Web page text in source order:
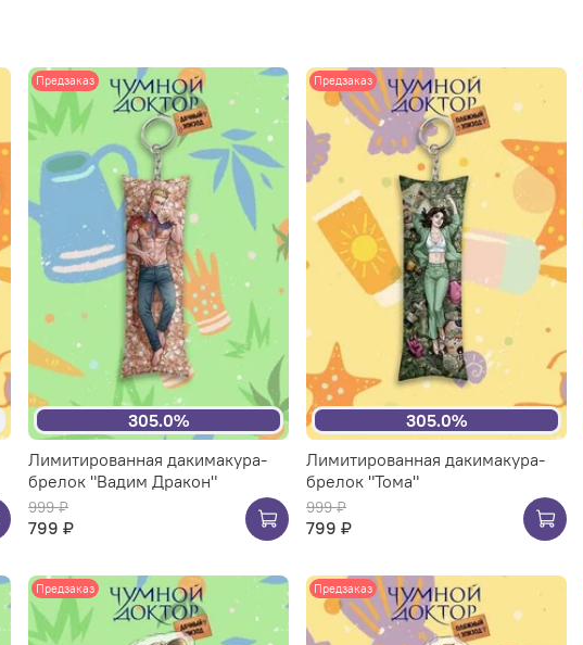
305.0%
Предзаказ
Лимитированная дакимакура-
брелок "Вадим Дракон"
999 ₽
799 ₽
305.0%
Предзаказ
Лимитированная дакимакура-
брелок "Тома"
999 ₽
799 ₽
Предзаказ Предзаказ